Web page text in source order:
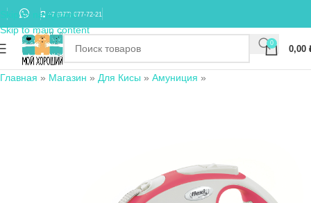
Skip to navigation
Skip to main content
+7 (977) 677-72-21
0
0,00
Главная » Магазин » Для Кисы » Амуниция »